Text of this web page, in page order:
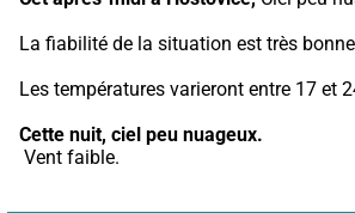
La fiabilité de la situation est très
Les températures varieront entre 17 et
Cette nuit, ciel peu nuageux.
Vent faible.